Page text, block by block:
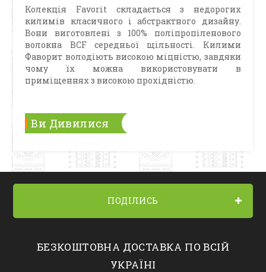
Колекція Favorit складається з недорогих
килимів класичного і абстрактного дизайну.
Вони виготовлені з 100% поліпропіленового
волокна BCF середньої щільності. Килими
Фаворит володіють високою міцністю, завдяки
чому їх можна використовувати в
приміщеннях з високою прохідністю.
Ви Дивилися
ПОДІЛИСЬ
БЕЗКОШТОВНА ДОСТАВКА ПО ВСІЙ
УКРАЇНІ